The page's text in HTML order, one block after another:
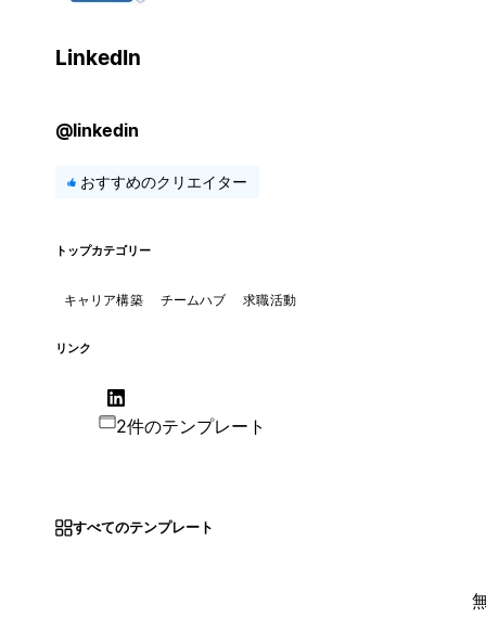
LinkedIn
@linkedin
おすすめのクリエイター
トップカテゴリー
キャリア構築 チームハブ 求職活動
リンク
2件のテンプレート
すべてのテンプレート